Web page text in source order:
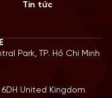
Tin tức
Park, TP. Hồ Chí Minh
United Kingdom